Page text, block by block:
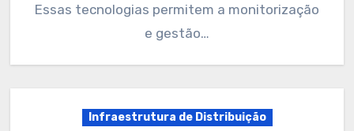
Essas tecnologias permitem a monitorização
e gestão…
Infraestrutura de Distribuição